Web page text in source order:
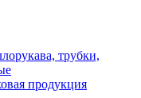
трубки,
продукция